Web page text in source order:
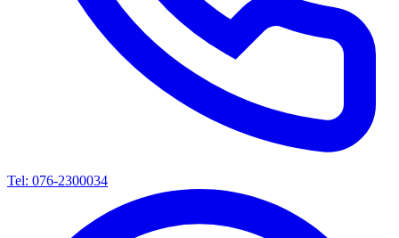
Tel: 076-2300034